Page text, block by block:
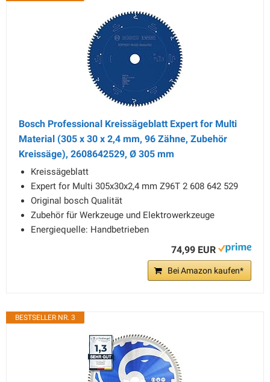
Bosch Professional Kreissägeblatt Expert for Multi
Material (305 x 30 x 2,4 mm, 96 Zähne, Zubehör
Kreissäge), 2608642529, Ø 305 mm
Kreissägeblatt
Expert for Multi 305x30x2,4 mm Z96T 2 608 642 529
Original bosch Qualität
Zubehör für Werkzeuge und Elektrowerkzeuge
Energiequelle: Handbetrieben
74,99 EUR
Bei Amazon kaufen*
BESTSELLER NR. 3